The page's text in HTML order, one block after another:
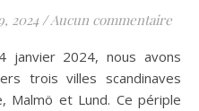
2024 /Aucun commentaire
trois villes scandinaves
Malmö et Lund. Ce périple